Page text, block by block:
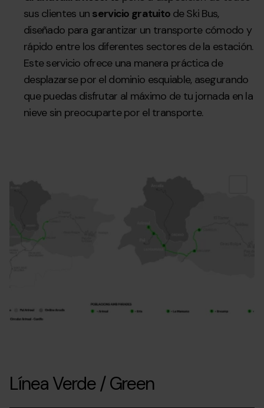
sus clientes un servicio gratuito de Ski Bus,
diseñado para garantizar un transporte cómodo y
rápido entre los diferentes sectores de la estación.
Este servicio ofrece una manera práctica de
desplazarse por el dominio esquiable, asegurando
que puedas disfrutar al máximo de tu jornada en la
nieve sin preocuparte por el transporte.
Línea Verde / Green